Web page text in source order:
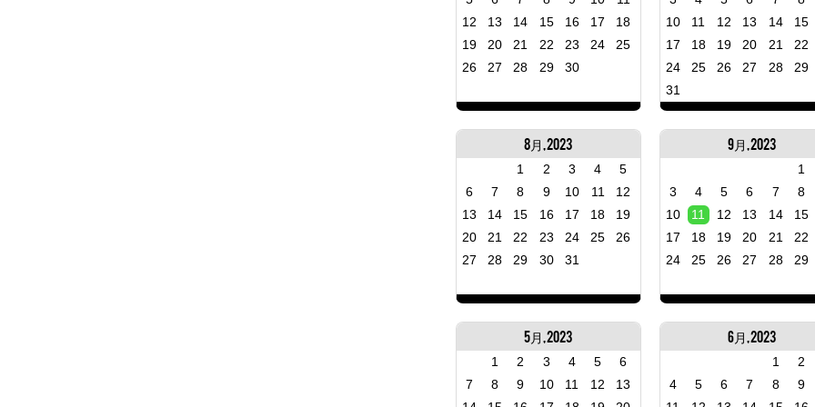
10
11 12 13 14
15
17
18 19 20 21
22
24
25 26 27 28
29
31
12
13 14 15 16 17
18
19
20 21 22 23 24
25
26
27 28 29 30
9月, 2023
1
3
4 5 6 7
8
10
11 12 13 14
15
17
18 19 20 21
22
24
25 26 27 28 29
8月, 2023
1 2 3 4
5
6
7 8 9 10 11
12
13
14 15 16 17 18
19
20
21 22 23 24 25
26
27
28 29 30 31
6月, 2023
1
2
4
5 6 7 8
9
5月, 2023
1 2 3 4 5
6
7
8 9 10 11 12
13